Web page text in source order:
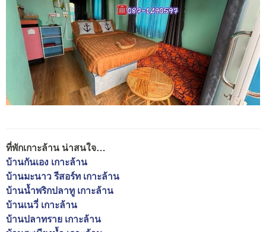
ที่พักเกาะล้าน น่าสนใจ…
บ้านกันเอง เกาะล้าน
บ้านมะนาว รีสอร์ท เกาะล้าน
บ้านน้ำพริกปลาทู เกาะล้าน
บ้านเนวี่ เกาะล้าน
บ้านปลาทราย เกาะล้าน